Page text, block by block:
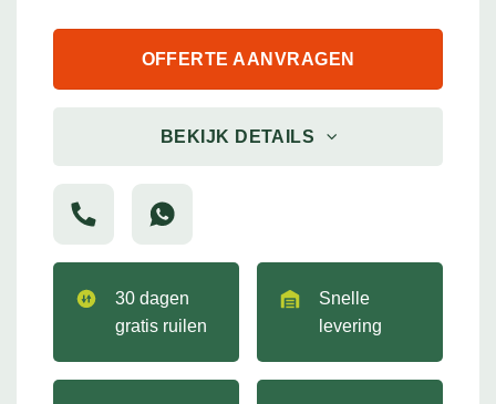
OFFERTE AANVRAGEN
BEKIJK DETAILS
30 dagen
gratis ruilen
Snelle
levering